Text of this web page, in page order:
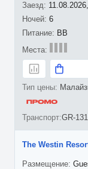
6
BB
GR-
The Westin